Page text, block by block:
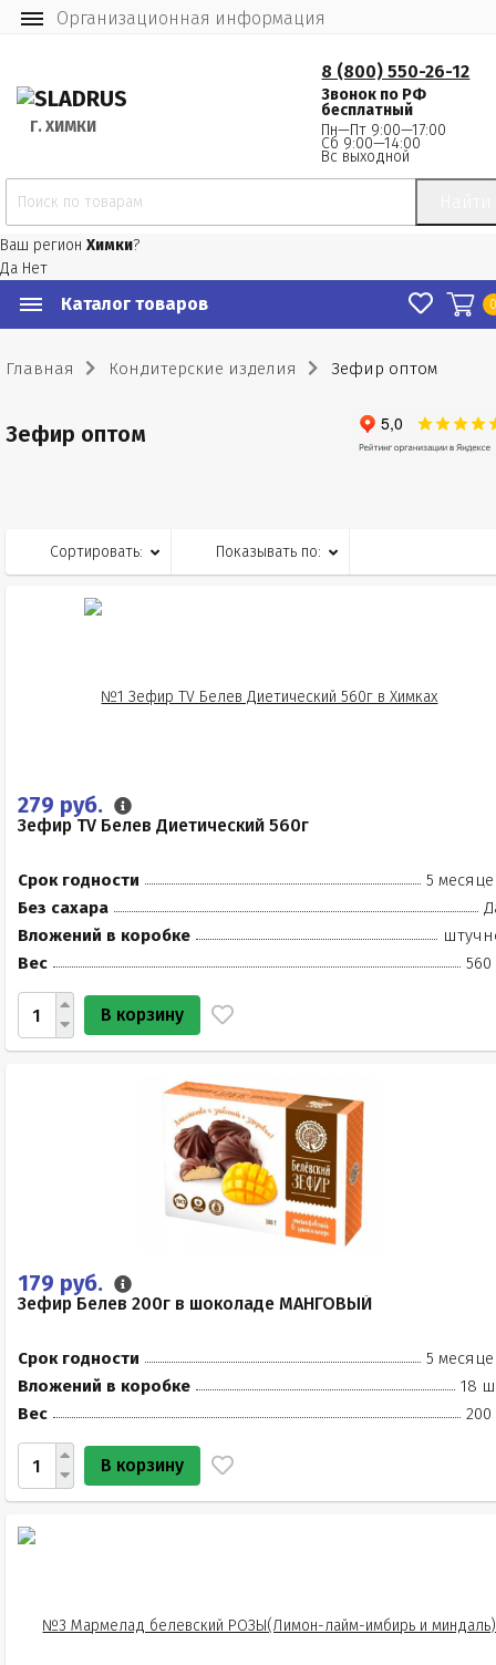
Организационная информация
Г. ХИМКИ
8 (800) 550-26-12
Звонок по РФ
бесплатный
Пн—Пт 9:00—17:00
Сб 9:00—14:00
Вс выходной
Ваш регион Химки?
Да Нет
Каталог товаров
Главная Кондитерские изделия Зефир оптом
Зефир оптом
Сортировать: Показывать по:
279 руб.
Зефир TV Белев Диетический 560г
Срок годности
5
Без сахара
Вложений в коробке
Вес
560
В корзину
179 руб.
Зефир Белев 200г в шоколаде МАНГОВЫЙ
Срок годности
5
Вложений в коробке
18
Вес
200
В корзину